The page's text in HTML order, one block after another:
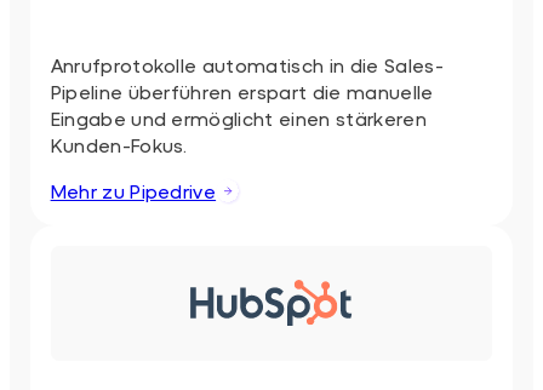
Anrufprotokolle automatisch in die Sales-
Pipeline überführen erspart die manuelle
Eingabe und ermöglicht einen stärkeren
Kunden-Fokus.
Mehr zu Pipedrive